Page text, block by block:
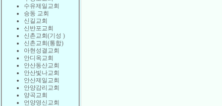
수유제일교회
승동 교회
신길교회
신반포교회
신촌교회(기성 )
신촌교회(통합)
아현성결교회
안디옥교회
안산동산교회
안산빛나교회
안산제일교회
안양감리교회
양곡교회
언양영신교회